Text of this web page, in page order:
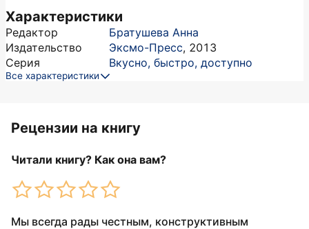
Характеристики
Редактор
Братушева Анна
Издательство
Эксмо-Пресс, 2013
Серия
Вкусно, быстро, доступно
Все характеристики
Рецензии на книгу
Читали книгу? Как она вам?
Мы всегда рады честным, конструктивным